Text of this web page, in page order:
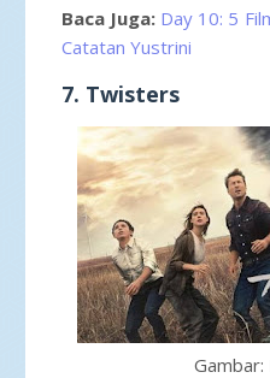
Baca Juga: Day 10: 5
Catatan Yustrini
7. Twisters